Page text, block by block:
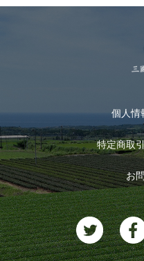
お茶のギフト
おすすめのお茶
お茶に合うスイーツ
ログイン
ログアウト
個人情
特定商取
お